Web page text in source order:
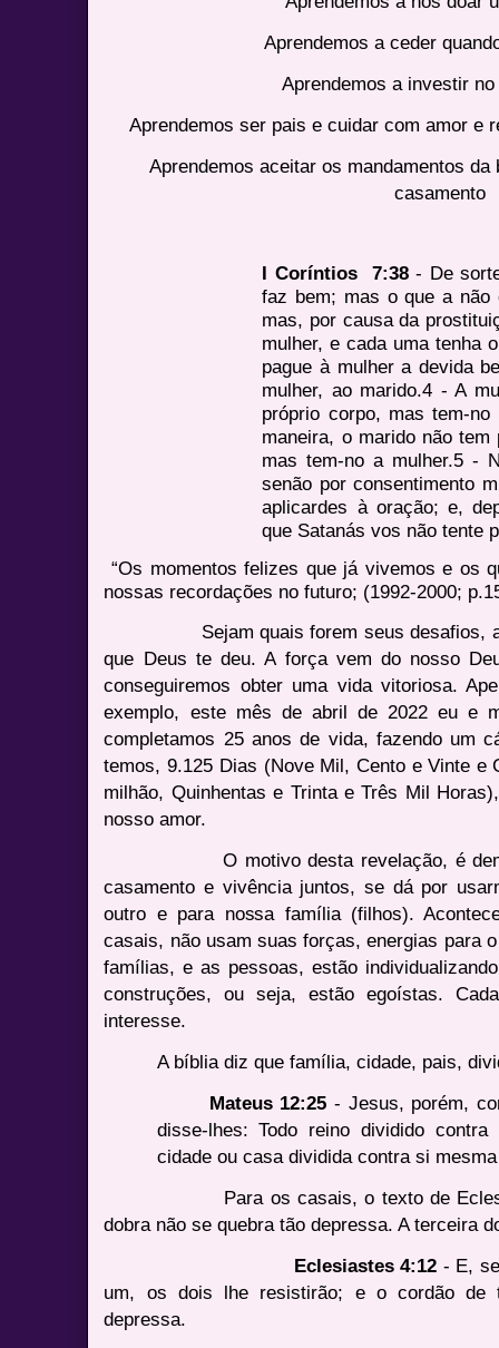
Aprendemos a ceder
Aprendemos a investir
Aprendemos ser pais e cuidar com amor e
Aprendemos aceitar os mandamentos
casamento
I Coríntios 7:38- De
faz bem; mas o que a não
mas, por causa da
mulher, e cada uma tenha
pague à mulher a devida
mulher, ao marido.4 - A
próprio corpo, mas tem-
maneira, o marido não
mas tem-no a mulher.5 -
senão por consentimento
aplicardes à oração; e,
que Satanás vos não tente
“Os momentos felizes que já vivemos e os
nossas recordações no futuro; (1992-2000;
Sejam quais forem seus desafios,
que Deus te deu. A força vem do nosso
conseguiremos obter uma vida vitoriosa.
exemplo, este mês de abril de 2022 eu e
completamos 25 anos de vida, fazendo um
temos, 9.125 Dias (Nove Mil, Cento e Vinte
milhão, Quinhentas e Trinta e Três Mil
nosso amor.
O motivo desta revelação, é
casamento e vivência juntos, se dá por
outro e para nossa família (filhos).
casais, não usam suas forças, energias para
famílias, e as pessoas, estão
construções, ou seja, estão egoístas.
interesse.
A bíblia diz que família, cidade, pais,
Mateus 12:25 - Jesus, porém,
disse-lhes: Todo reino dividido
cidade ou casa dividida contra si
Para os casais, o texto de
dobra não se quebra tão depressa. A terceira
Eclesiastes 4:12 - E,
um, os dois lhe resistirão; e o cordão de
depressa.